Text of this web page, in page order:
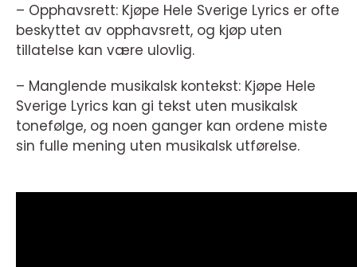
– Opphavsrett: Kjøpe Hele Sverige Lyrics er ofte
beskyttet av opphavsrett, og kjøp uten
tillatelse kan være ulovlig.
– Manglende musikalsk kontekst: Kjøpe Hele
Sverige Lyrics kan gi tekst uten musikalsk
tonefølge, og noen ganger kan ordene miste
sin fulle mening uten musikalsk utførelse.